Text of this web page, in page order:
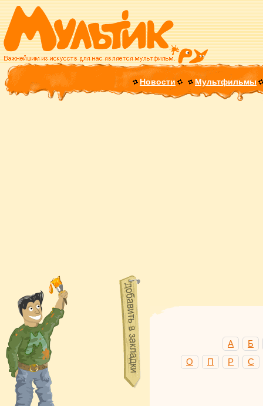
Новости Мультфильмы
А
Б
О
П Р С